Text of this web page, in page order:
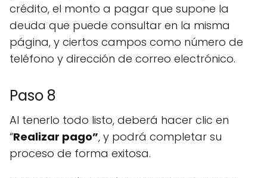
crédito, el monto a pagar que supone la
deuda que puede consultar en la misma
página, y ciertos campos como número de
teléfono y dirección de correo electrónico.
Paso 8
Al tenerlo todo listo, deberá hacer clic en
“Realizar pago”, y podrá completar su
proceso de forma exitosa.